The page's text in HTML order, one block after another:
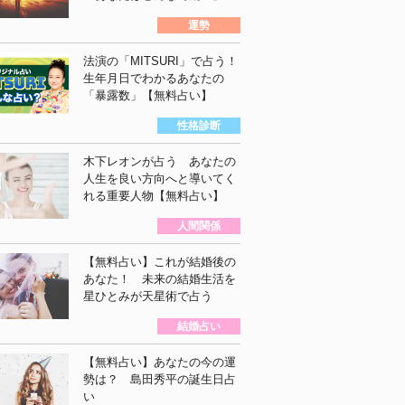
運勢
法演の「MITSURI」で占う！
生年月日でわかるあなたの
「暴露数」【無料占い】
性格診断
木下レオンが占う あなたの
人生を良い方向へと導いてく
れる重要人物【無料占い】
人間関係
【無料占い】これが結婚後の
あなた！ 未来の結婚生活を
星ひとみが天星術で占う
結婚占い
【無料占い】あなたの今の運
勢は？ 島田秀平の誕生日占
い